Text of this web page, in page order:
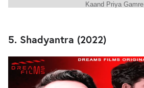
Kaand Priya Gamre
5. Shadyantra (2022)